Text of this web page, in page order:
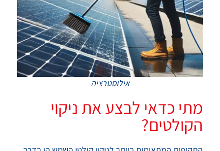
אילוסטרציה
מתי כדאי לבצע את ניקוי
הקולטים?